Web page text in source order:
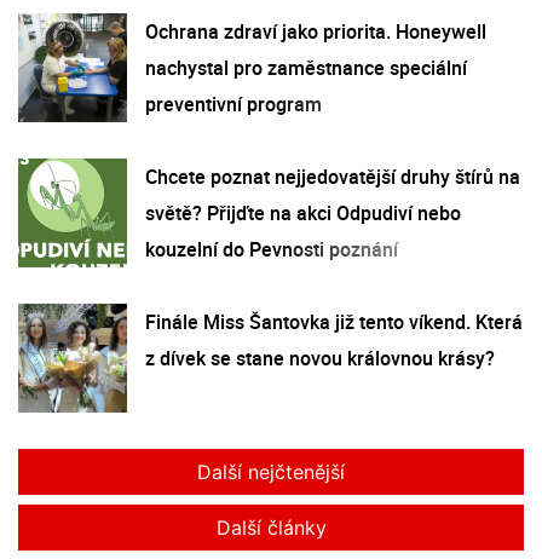
Ochrana zdraví jako priorita. Honeywell
nachystal pro zaměstnance speciální
preventivní program
Chcete poznat nejjedovatější druhy štírů na
světě? Přijďte na akci Odpudiví nebo
kouzelní do Pevnosti poznání
Finále Miss Šantovka již tento víkend. Která
z dívek se stane novou královnou krásy?
Další nejčtenější
Další články